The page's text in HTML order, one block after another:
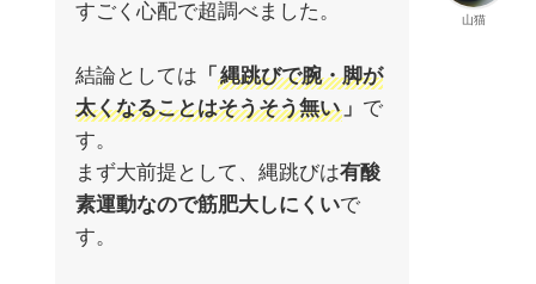
山猫
すごく心配で超調べました。
結論としては 「縄跳びで腕・脚が
太くなることはそうそう無い 」 で
す。
まず大前提として、縄跳びは有酸
素運動なので筋肥大しにくいで
す。